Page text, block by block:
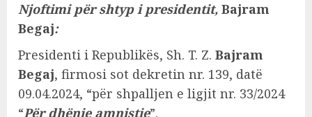
Njoftimi për shtyp i presidentit, Bajram
Begaj:
Presidenti i Republikës, Sh. T. Z. Bajram
Begaj, firmosi sot dekretin nr. 139, datë
09.04.2024, “për shpalljen e ligjit nr. 33/2024
“Për dhënie amnistie”.